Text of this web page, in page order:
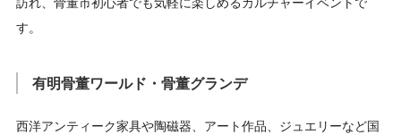
す。
有明骨董ワールド・骨董グランデ
西洋アンティーク家具や陶磁器、アート作品、ジュエリーなど国